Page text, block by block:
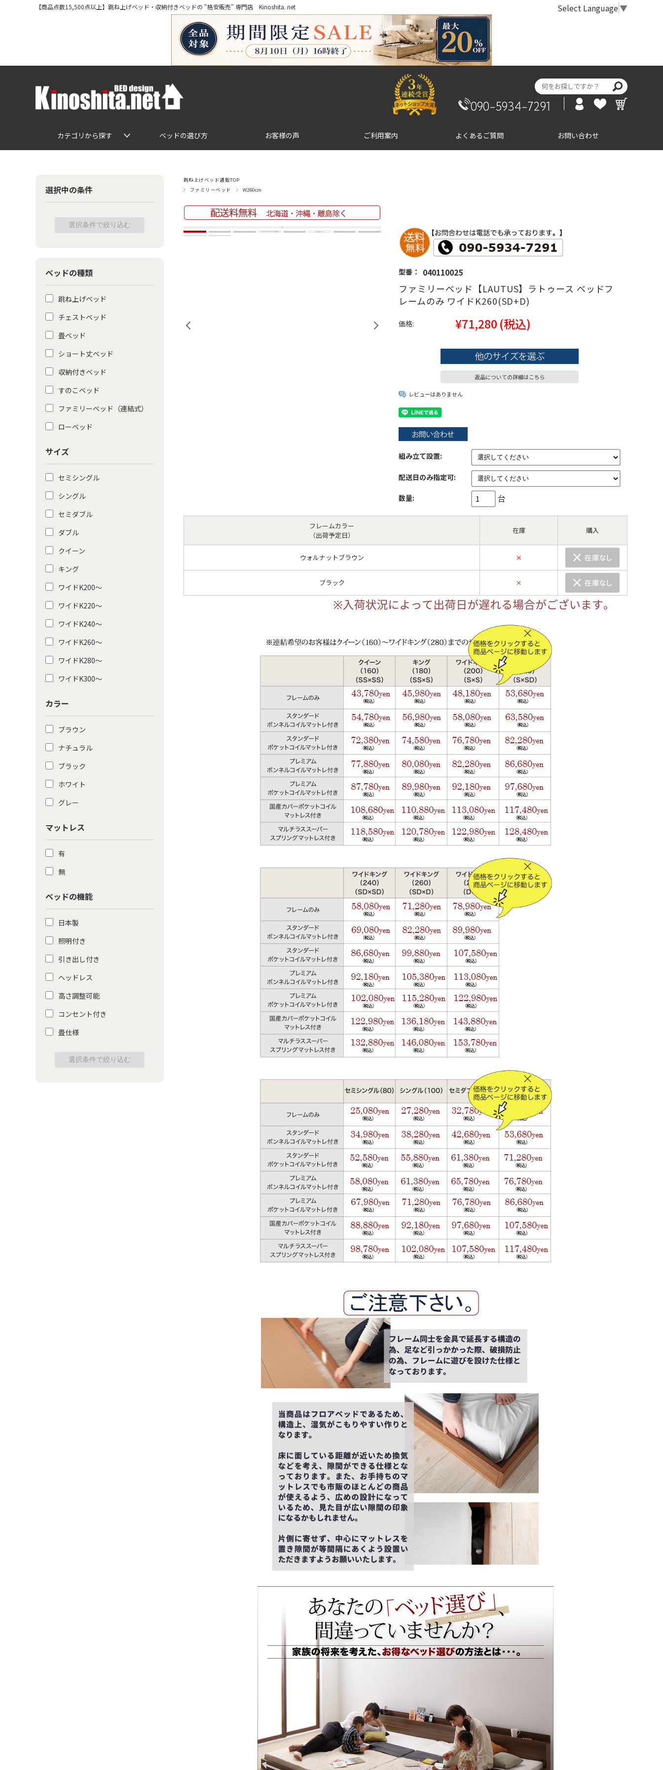
【商品点数15,500点以上】跳ね上げベッド・収納付きベッドの "格安販売" 専門店 Kinoshita. net Select Language▼
090-5934-7291
カテゴリから探す ベッドの選び方 お客様の声 ご利用案内 よくあるご質問 お問い合わせ
跳ね上げベッド通販TOP
ファミリーベッド
W260cm
型番： 040110025
ファミリーベッド【LAUTUS】ラトゥース ベッドフ
レームのみ ワイドK260(SD+D)
価格: ¥71,280 (税込)
返品についての詳細はこちら
レビューはありません
組み立て設置:
配送日のみ指定可:
数量: 台
フレームカラー
（出荷予定日）
在庫 購入
ウォルナットブラウン ×
ブラック ×
選択中の条件
ベッドの種類
跳ね上げベッド
チェストベッド
畳ベッド
ショート丈ベッド
収納付きベッド
すのこベッド
ファミリーベッド（連結式）
ローベッド
サイズ
セミシングル
シングル
セミダブル
ダブル
クイーン
キング
ワイドK200〜
ワイドK220〜
ワイドK240〜
ワイドK260〜
ワイドK280〜
ワイドK300〜
カラー
ブラウン
ナチュラル
ブラック
ホワイト
グレー
マットレス
有
無
ベッドの機能
日本製
照明付き
引き出し付き
ヘッドレス
高さ調整可能
コンセント付き
畳仕様